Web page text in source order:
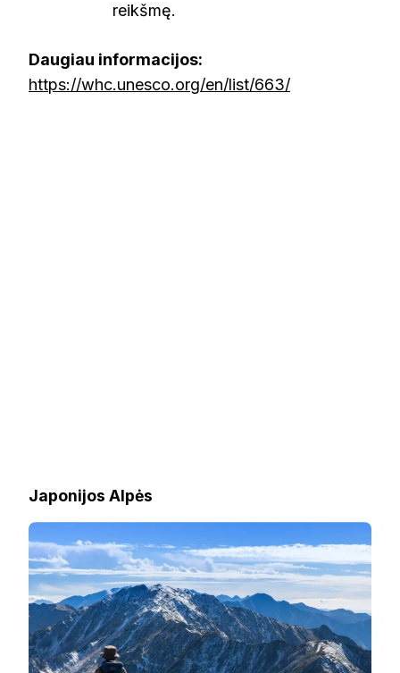
reikšmę.
Daugiau informacijos:
https://whc.unesco.org/en/list/663/
Japonijos Alpės